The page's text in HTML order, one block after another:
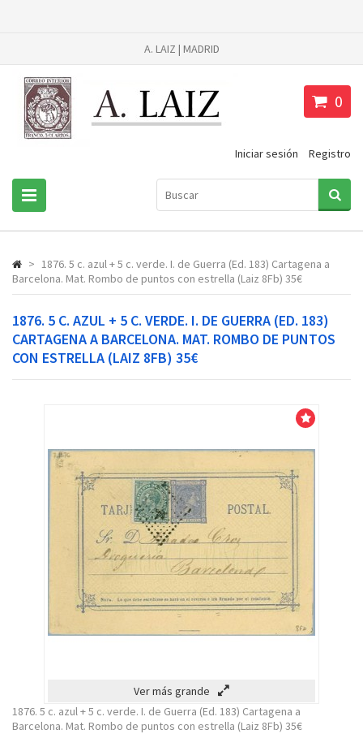
A. LAIZ | MADRID
0
Iniciar sesión Registro
> 1876. 5 c. azul + 5 c. verde. I. de Guerra (Ed. 183) Cartagena a
Barcelona. Mat. Rombo de puntos con estrella (Laiz 8Fb) 35€
1876. 5 C. AZUL + 5 C. VERDE. I. DE GUERRA (ED. 183)
CARTAGENA A BARCELONA. MAT. ROMBO DE PUNTOS
CON ESTRELLA (LAIZ 8FB) 35€
Ver más grande
1876. 5 c. azul + 5 c. verde. I. de Guerra (Ed. 183) Cartagena a
Barcelona. Mat. Rombo de puntos con estrella (Laiz 8Fb) 35€